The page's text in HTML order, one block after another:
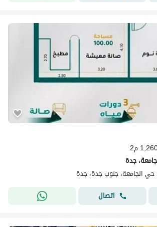
م2
جدة
حي الجامعة، جنوب جدة، جدة
اتصال